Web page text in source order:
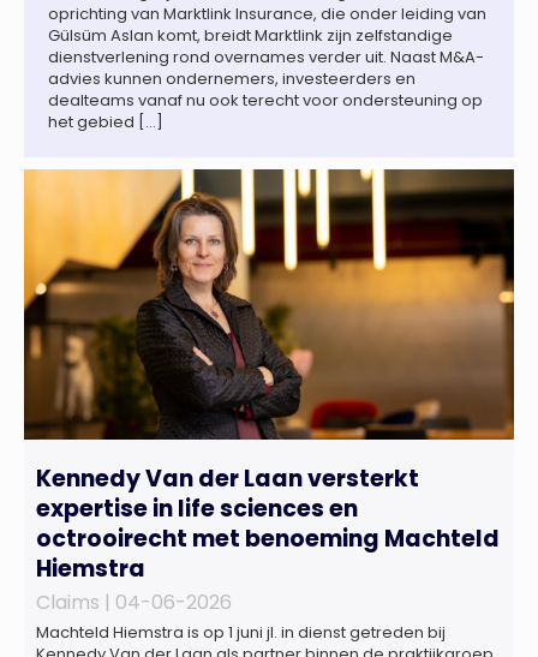
oprichting van Marktlink Insurance, die onder leiding van
Gülsüm Aslan komt, breidt Marktlink zijn zelfstandige
dienstverlening rond overnames verder uit. Naast M&A-
advies kunnen ondernemers, investeerders en
dealteams vanaf nu ook terecht voor ondersteuning op
het gebied […]
Kennedy Van der Laan versterkt
expertise in life sciences en
octrooirecht met benoeming Machteld
Hiemstra
Claims | 04-06-2026
Machteld Hiemstra is op 1 juni jl. in dienst getreden bij